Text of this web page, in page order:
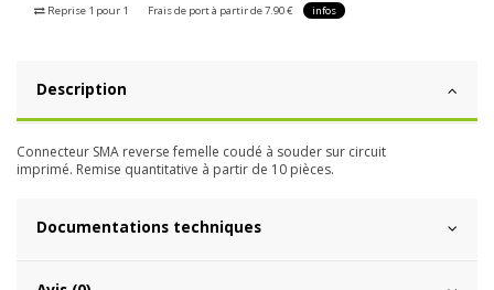
Reprise 1 pour 1 Frais de port à partir de 7.90 € infos
Description
Connecteur SMA reverse femelle coudé à souder sur circuit
imprimé. Remise quantitative à partir de 10 pièces.
Documentations techniques